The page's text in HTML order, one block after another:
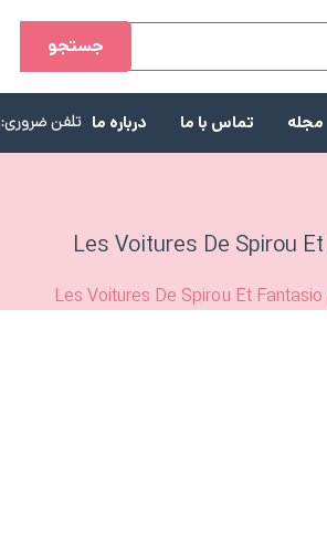
جستجو
مجله تماس با ما درباره ما تلفن ضروری: 09125167945